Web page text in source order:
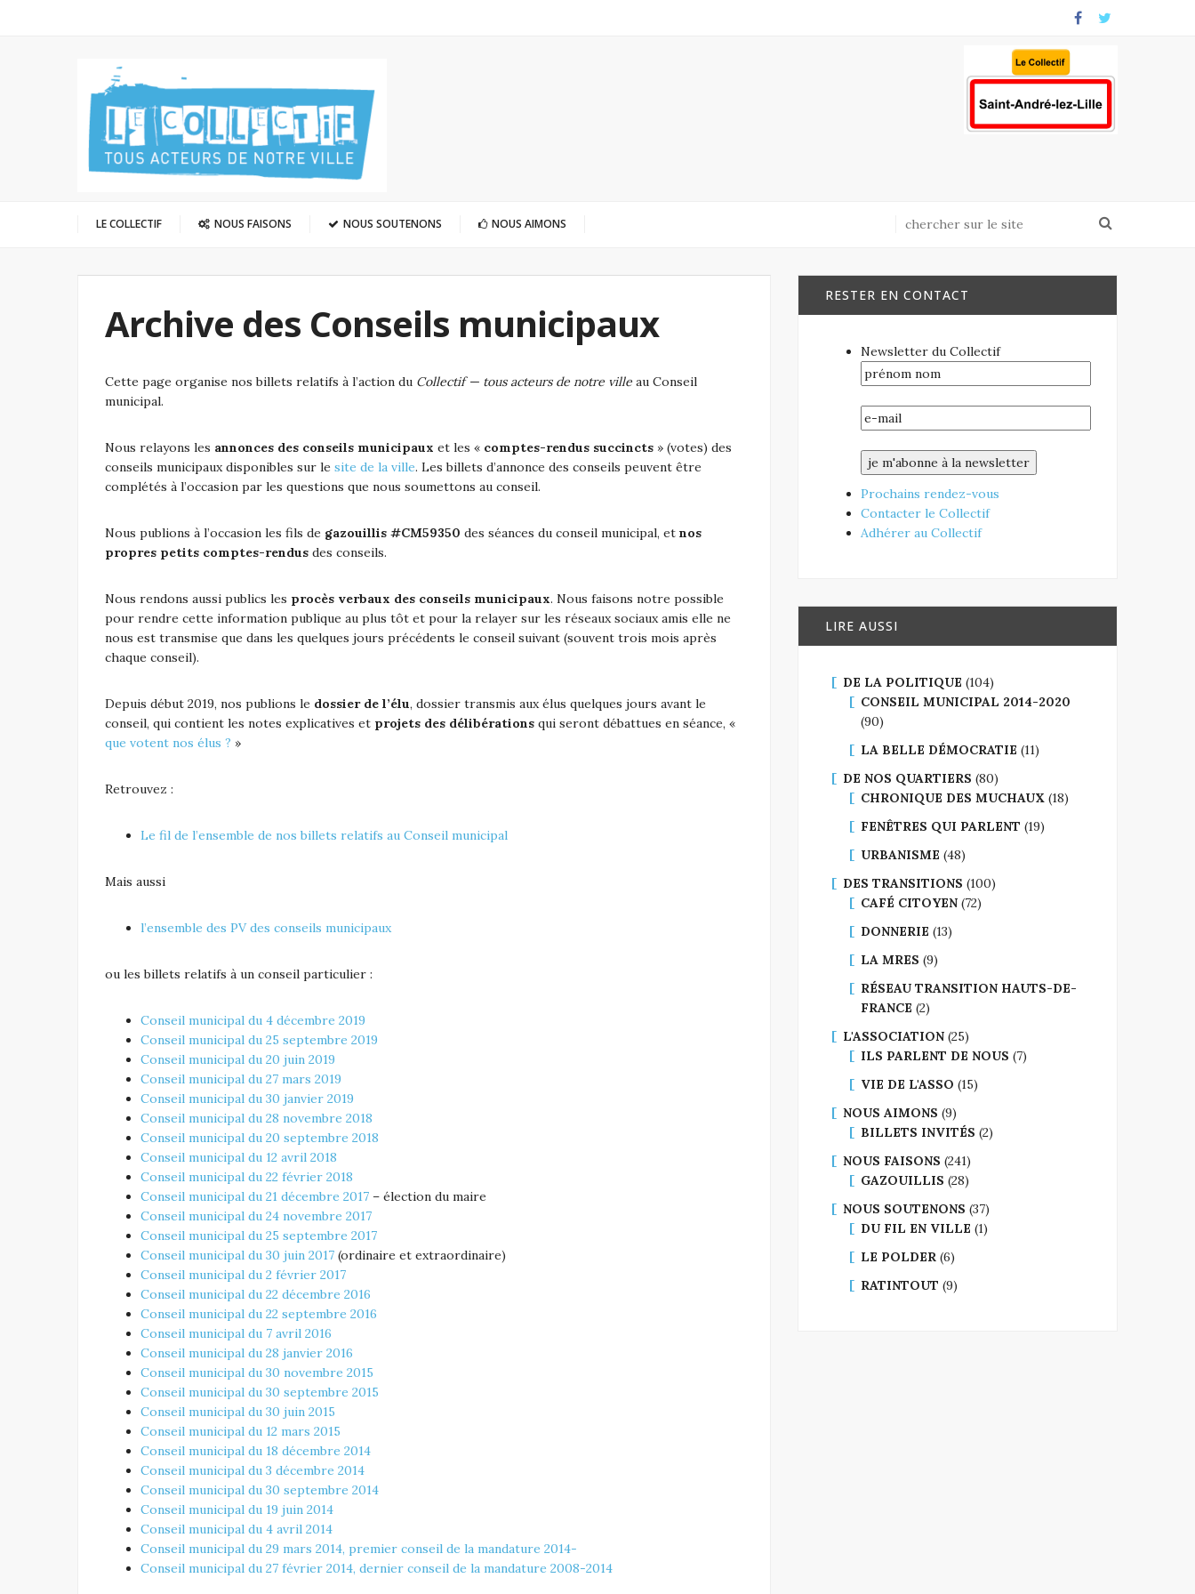
LE COLLECTIF NOUS FAISONS NOUS SOUTENONS NOUS AIMONS
Archive des Conseils municipaux
Cette page organise nos billets relatifs à l’action du Collectif — tous acteurs de notre ville au Conseil
municipal.
Nous relayons les annonces des conseils municipaux et les « comptes-rendus succincts » (votes) des
conseils municipaux disponibles sur le site de la ville. Les billets d’annonce des conseils peuvent être
complétés à l’occasion par les questions que nous soumettons au conseil.
Nous publions à l’occasion les fils de gazouillis #CM59350 des séances du conseil municipal, et nos
propres petits comptes-rendus des conseils.
Nous rendons aussi publics les procès verbaux des conseils municipaux. Nous faisons notre possible
pour rendre cette information publique au plus tôt et pour la relayer sur les réseaux sociaux amis elle ne
nous est transmise que dans les quelques jours précédents le conseil suivant (souvent trois mois après
chaque conseil).
Depuis début 2019, nos publions le dossier de l’élu, dossier transmis aux élus quelques jours avant le
conseil, qui contient les notes explicatives et projets des délibérations qui seront débattues en séance, «
que votent nos élus ? »
Retrouvez :
Le fil de l’ensemble de nos billets relatifs au Conseil municipal
Mais aussi
l’ensemble des PV des conseils municipaux
ou les billets relatifs à un conseil particulier :
Conseil municipal du 4 décembre 2019
Conseil municipal du 25 septembre 2019
Conseil municipal du 20 juin 2019
Conseil municipal du 27 mars 2019
Conseil municipal du 30 janvier 2019
Conseil municipal du 28 novembre 2018
Conseil municipal du 20 septembre 2018
Conseil municipal du 12 avril 2018
Conseil municipal du 22 février 2018
Conseil municipal du 21 décembre 2017 – élection du maire
Conseil municipal du 24 novembre 2017
Conseil municipal du 25 septembre 2017
Conseil municipal du 30 juin 2017 (ordinaire et extraordinaire)
Conseil municipal du 2 février 2017
Conseil municipal du 22 décembre 2016
Conseil municipal du 22 septembre 2016
Conseil municipal du 7 avril 2016
Conseil municipal du 28 janvier 2016
Conseil municipal du 30 novembre 2015
Conseil municipal du 30 septembre 2015
Conseil municipal du 30 juin 2015
Conseil municipal du 12 mars 2015
Conseil municipal du 18 décembre 2014
Conseil municipal du 3 décembre 2014
Conseil municipal du 30 septembre 2014
Conseil municipal du 19 juin 2014
Conseil municipal du 4 avril 2014
Conseil municipal du 29 mars 2014, premier conseil de la mandature 2014-
Conseil municipal du 27 février 2014, dernier conseil de la mandature 2008-2014
RESTER EN CONTACT
Newsletter du Collectif
Prochains rendez-vous
Contacter le Collectif
Adhérer au Collectif
LIRE AUSSI
DE LA POLITIQUE (104)
CONSEIL MUNICIPAL 2014-2020
(90)
LA BELLE DÉMOCRATIE (11)
DE NOS QUARTIERS (80)
CHRONIQUE DES MUCHAUX (18)
FENÊTRES QUI PARLENT (19)
URBANISME (48)
DES TRANSITIONS (100)
CAFÉ CITOYEN (72)
DONNERIE (13)
LA MRES (9)
RÉSEAU TRANSITION HAUTS-DE-
FRANCE (2)
L'ASSOCIATION (25)
ILS PARLENT DE NOUS (7)
VIE DE L'ASSO (15)
NOUS AIMONS (9)
BILLETS INVITÉS (2)
NOUS FAISONS (241)
GAZOUILLIS (28)
NOUS SOUTENONS (37)
DU FIL EN VILLE (1)
LE POLDER (6)
RATINTOUT (9)